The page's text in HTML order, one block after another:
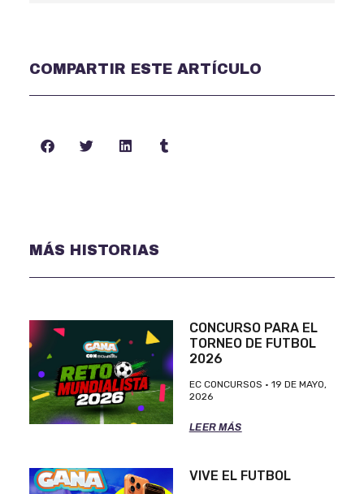
COMPARTIR ESTE ARTÍCULO
MÁS HISTORIAS
CONCURSO PARA EL
TORNEO DE FUTBOL
2026
EC CONCURSOS
19 DE MAYO,
2026
LEER MÁS
VIVE EL FUTBOL